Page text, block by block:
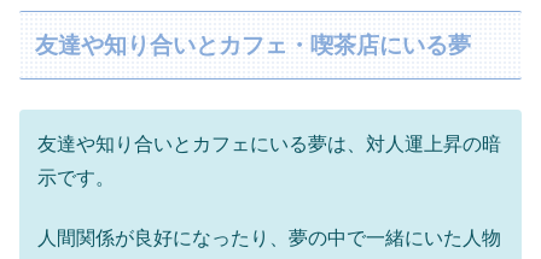
友達や知り合いとカフェ・喫茶店にいる夢
友達や知り合いとカフェにいる夢は、対人運上昇の暗
示です。
人間関係が良好になったり、夢の中で一緒にいた人物